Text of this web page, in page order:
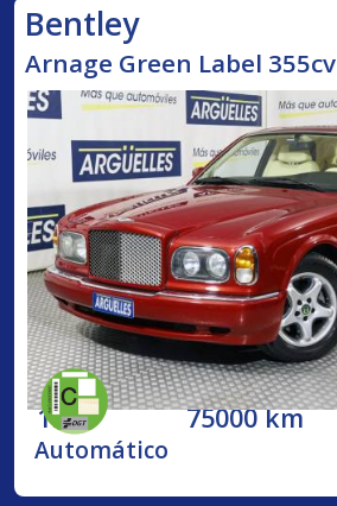
Bentley
Arnage Green Label 355cv
1998 75000 km
Automático